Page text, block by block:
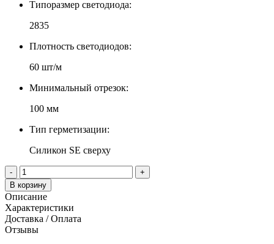
Типоразмер светодиода:
2835
Плотность светодиодов:
60 шт/м
Минимальный отрезок:
100 мм
Тип герметизации:
Силикон SE сверху
-
+
В корзину
Описание
Характеристики
Доставка / Оплата
Отзывы